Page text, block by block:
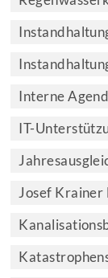
Interne
IT-
Josef Krainer